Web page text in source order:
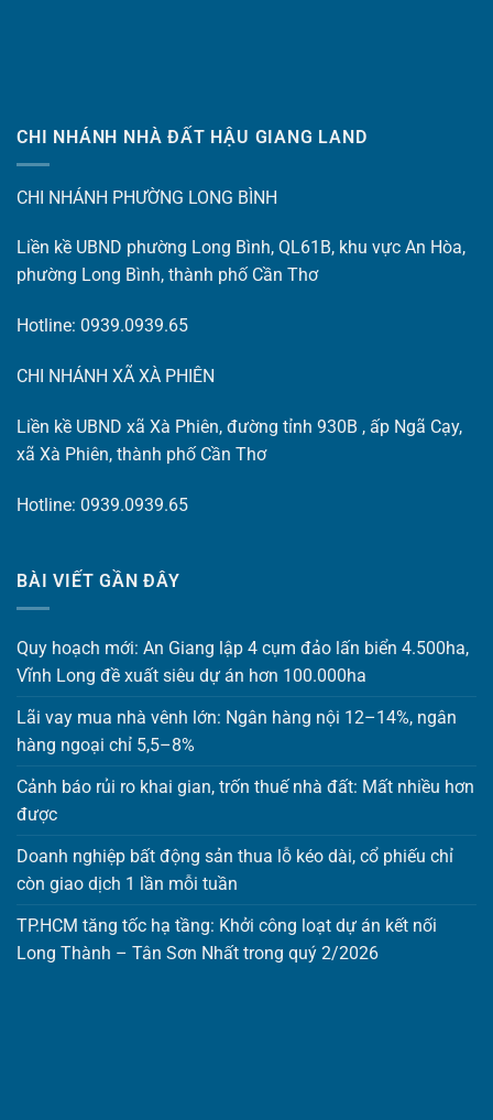
CHI NHÁNH NHÀ ĐẤT HẬU GIANG LAND
CHI NHÁNH PHƯỜNG LONG BÌNH
Liền kề UBND phường Long Bình, QL61B, khu vực An Hòa,
phường Long Bình, thành phố Cần Thơ
Hotline: 0939.0939.65
CHI NHÁNH XÃ XÀ PHIÊN
Liền kề UBND xã Xà Phiên, đường tỉnh 930B , ấp Ngã Cạy,
xã Xà Phiên, thành phố Cần Thơ
Hotline: 0939.0939.65
BÀI VIẾT GẦN ĐÂY
Quy hoạch mới: An Giang lập 4 cụm đảo lấn biển 4.500ha,
Vĩnh Long đề xuất siêu dự án hơn 100.000ha
Lãi vay mua nhà vênh lớn: Ngân hàng nội 12–14%, ngân
hàng ngoại chỉ 5,5–8%
Cảnh báo rủi ro khai gian, trốn thuế nhà đất: Mất nhiều hơn
được
Doanh nghiệp bất động sản thua lỗ kéo dài, cổ phiếu chỉ
còn giao dịch 1 lần mỗi tuần
TP.HCM tăng tốc hạ tầng: Khởi công loạt dự án kết nối
Long Thành – Tân Sơn Nhất trong quý 2/2026